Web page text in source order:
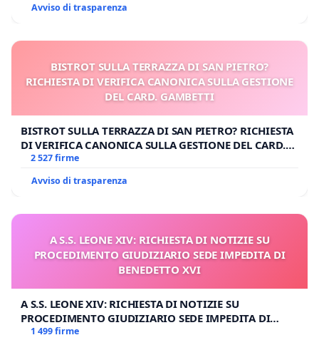
Avviso di trasparenza
BISTROT SULLA TERRAZZA DI SAN PIETRO?
RICHIESTA DI VERIFICA CANONICA SULLA GESTIONE
DEL CARD. GAMBETTI
BISTROT SULLA TERRAZZA DI SAN PIETRO? RICHIESTA
DI VERIFICA CANONICA SULLA GESTIONE DEL CARD.
GAMBETTI
2 527 firme
Avviso di trasparenza
A S.S. LEONE XIV: RICHIESTA DI NOTIZIE SU
PROCEDIMENTO GIUDIZIARIO SEDE IMPEDITA DI
BENEDETTO XVI
A S.S. LEONE XIV: RICHIESTA DI NOTIZIE SU
PROCEDIMENTO GIUDIZIARIO SEDE IMPEDITA DI
BENEDETTO XVI
1 499 firme